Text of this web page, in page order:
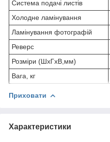
Система подачі листів
Холодне ламінування
Ламінування фотографій
Реверс
Розміри (ШxГxВ,мм)
Вага, кг
Приховати
Характеристики